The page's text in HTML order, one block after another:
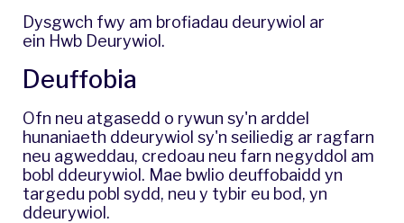
Dysgwch fwy am brofiadau deurywiol ar
ein Hwb Deurywiol.
Deuffobia
Ofn neu atgasedd o rywun sy'n arddel
hunaniaeth ddeurywiol sy'n seiliedig ar ragfarn
neu agweddau, credoau neu farn negyddol am
bobl ddeurywiol. Mae bwlio deuffobaidd yn
targedu pobl sydd, neu y tybir eu bod, yn
ddeurywiol.